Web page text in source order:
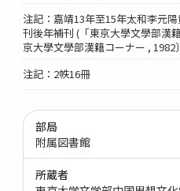
注記：嘉靖13年至15年太和李元
刊後年補刊 (「東京大學文學部漢
京大學文學部漢籍コーナー , 1982
注記：2帙16冊
部局
附属図書館
所蔵者